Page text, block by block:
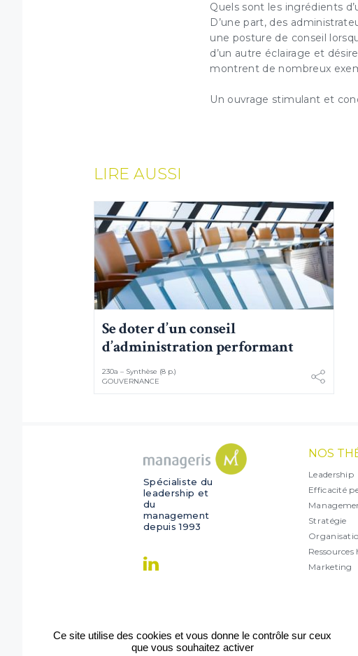
Quels sont les ingrédients
D’une part, des
une posture de conseil
d’un autre éclairage et
montrent de nombreux
Un ouvrage stimulant et
LIRE AUSSI
Se doter d’un conseil
d’administration performant
230a – Synthèse (8 p.)
GOUVERNANCE
Spécialiste du
leadership et
du
management
depuis 1993
NOS
Leadership
Efficacité
Stratégie
Marketing
Ce site utilise des cookies et vous donne le contrôle sur ceux
que vous souhaitez activer